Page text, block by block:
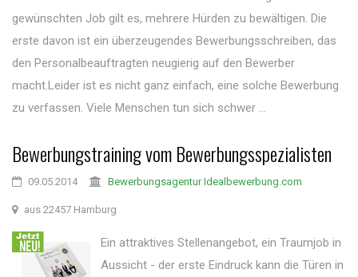
gewünschten Job gilt es, mehrere Hürden zu bewältigen. Die
erste davon ist ein überzeugendes Bewerbungsschreiben, das
den Personalbeauftragten neugierig auf den Bewerber
macht.Leider ist es nicht ganz einfach, eine solche Bewerbung
zu verfassen. Viele Menschen tun sich schwer ...
Bewerbungstraining vom Bewerbungsspezialisten
09.05.2014 Bewerbungsagentur Idealbewerbung.com
aus 22457 Hamburg
Ein attraktives Stellenangebot, ein Traumjob in
Aussicht - der erste Eindruck kann die Türen in